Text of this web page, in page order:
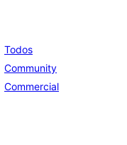
Todos
Community
Commercial